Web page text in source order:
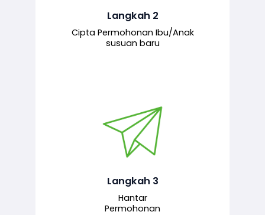
Langkah 2
Cipta Permohonan Ibu/Anak
susuan baru
baharu melalui sistem.
Langkah 3
Hantar
Permohonan
Permohonan yang lengkap dihantar
untuk proses semakan dan
bertanggungjawab.